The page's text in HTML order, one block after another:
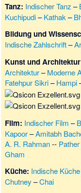
Tanz: Indischer Tanz –
Kuchipudi–Kathak –
Bildung und
Indische Zahlschrift–
Kunst und
Architektur–Moderne
Fatehpur Sikri–Hampi
Film: Indischer Film –
Kapoor–Amitabh
A. R. Rahman--
Gham
Küche: Indische Küche
Chutney –Chai